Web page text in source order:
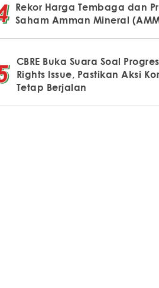
Rekor Harga Tembaga dan
Saham Amman Mineral
CBRE Buka Suara Soal
Rights Issue, Pastikan Aksi
Tetap Berjalan